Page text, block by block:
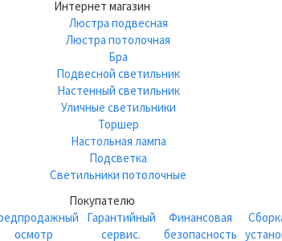
Интернет магазин
Люстра подвесная
Люстра потолочная
Бра
Подвесной светильник
Настенный светильник
Уличные светильники
Торшер
Настольная лампа
Подсветка
Светильники потолочные
Покупателю
осмотр
Гарантийный
сервис.
Финансовая
безопасность